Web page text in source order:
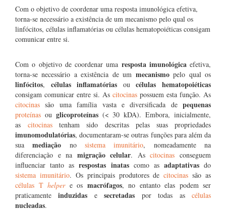
Com o objetivo de coordenar uma resposta imunológica efetiva,
torna-se necessário a existência de um mecanismo pelo qual os
linfócitos, células inflamatórias ou células hematopoiéticas consigam
comunicar entre si.
Com o objetivo de coordenar uma resposta imunológicaefetiva,
torna-se necessário a existência de um mecanismopelo qual os
linfócitos, células inflamatórias oucélulas hematopoiéticas
consigam comunicar entre si. As citocinas possuem esta função. As
citocinas são uma família vasta e diversificada de pequenas
proteínas ou glicoproteínas(< 30 kDA). Embora, inicialmente,
ascitocinas tenham sido descritas pelas suas propriedades
imunomodulatórias, documentaram-se outras funções para além da
suamediação nosistema imunitário, nomeadamente na
diferenciação e na migração celular. Ascitocinas conseguem
influenciar tanto asrespostas inatascomo as adaptativasdo
sistema imunitário. Os principais produtores decitocinas são as
células T helpere os macrófagos, no entanto elas podem ser
praticamente induzidas esecretadas por todas ascélulas
nucleadas.